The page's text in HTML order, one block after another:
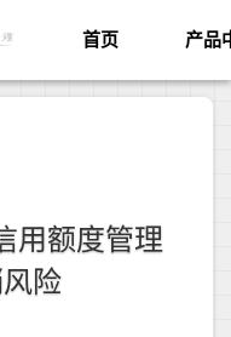
首页 产品
用额度管理
险